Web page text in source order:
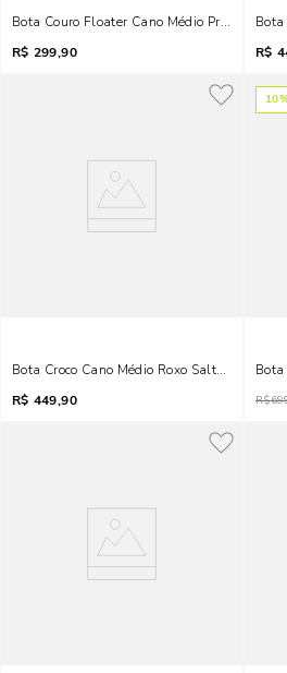
Bota Couro Floater Cano Médio Preta
R$ 299,90
R$
Bota Croco Cano Médio Roxo Salto Agulha
R$ 449,90
10
R$